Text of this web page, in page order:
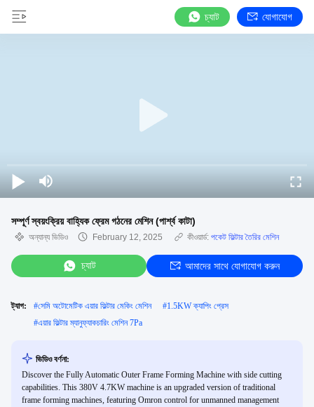
চ্যাট যোগাযোগ
সম্পূর্ণ স্বয়ংক্রিয় বাহ্যিক ফ্রেম গঠনের মেশিন (পার্শ্ব কাটা)
অন্যান্য ভিডিও February 12, 2025 কীওয়ার্ড: পকেট ফিল্টার তৈরির মেশিন
চ্যাট আমাদের সাথে যোগাযোগ করুন
ট্যাগ: #সেমি অটোমেটিক এয়ার ফিল্টার মেকিং মেশিন #1.5KW ক্যাপিং প্রেস
#এয়ার ফিল্টার ম্যানুফ্যাকচারিং মেশিন 7Pa
ভিডিও বর্ণনা:
Discover the Fully Automatic Outer Frame Forming Machine with side cutting
capabilities. This 380V 4.7KW machine is an upgraded version of traditional
frame forming machines, featuring Omron control for unmanned management